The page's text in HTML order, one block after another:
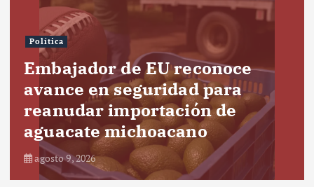
Política
Embajador de EU reconoce
avance en seguridad para
reanudar importación de
aguacate michoacano
agosto 9, 2026